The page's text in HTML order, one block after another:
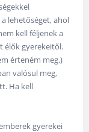
lehetőséget, ahol
kell féljenek a
élők gyerekeitől.
érteném meg.)
valósul meg,
Ha kell
gyerekei